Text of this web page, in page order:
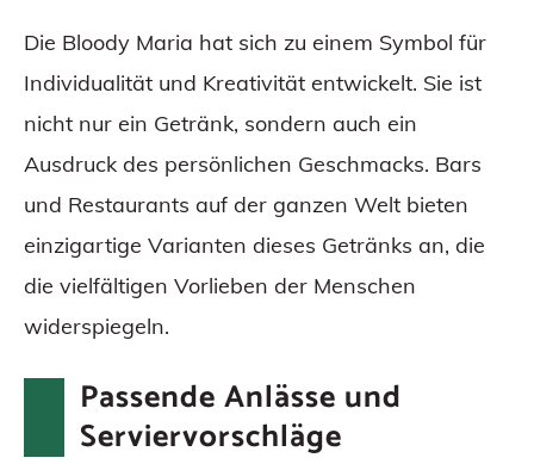
Die Bloody Maria hat sich zu einem Symbol für
Individualität und Kreativität entwickelt. Sie ist
nicht nur ein Getränk, sondern auch ein
Ausdruck des persönlichen Geschmacks. Bars
und Restaurants auf der ganzen Welt bieten
einzigartige Varianten dieses Getränks an, die
die vielfältigen Vorlieben der Menschen
widerspiegeln.
Passende Anlässe und
Serviervorschläge